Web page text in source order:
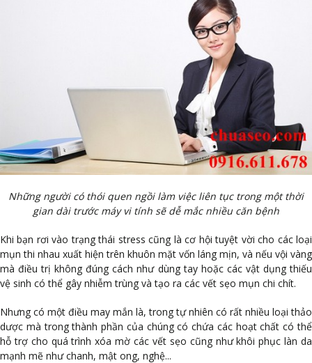
Những người có thói quen ngồi làm việc liên tục trong một thời
gian dài trước máy vi tính sẽ dễ mắc nhiều căn bệnh
Khi bạn rơi vào trạng thái stress cũng là cơ hội tuyệt vời cho các loại
mụn thi nhau xuất hiện trên khuôn mặt vốn láng mịn, và nếu vội vàng
mà điều trị không đúng cách như dùng tay hoặc các vật dụng thiếu
vệ sinh có thể gây nhiễm trùng và tạo ra các vết sẹo mụn chi chít.
Nhưng có một điều may mắn là, trong tự nhiên có rất nhiều loại thảo
dược mà trong thành phần của chúng có chứa các hoạt chất có thể
hỗ trợ cho quá trình xóa mờ các vết sẹo cũng như khôi phục làn da
mạnh mẽ như chanh, mật ong, nghệ...